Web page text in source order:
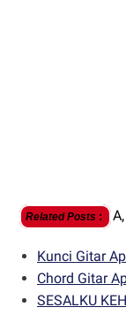
Related Posts : A,
Kunci Gitar
Chord Gitar
SESALKU